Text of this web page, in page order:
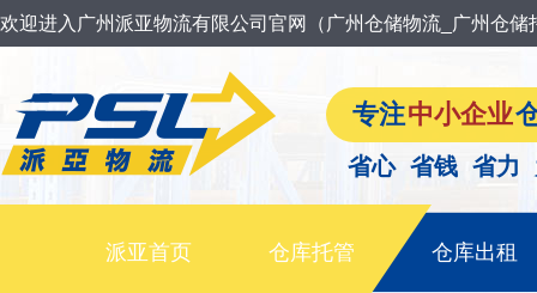
欢迎进入广州派亚物流有限公司官网（广州仓储物流_广州仓
专注中小企业
省心 省钱 省力
派亚首页 仓库托管 仓库出租